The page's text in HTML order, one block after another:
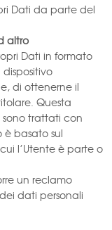
Dati da parte del
altro
Dati in formato
di ottenerne il
Questa
trattati con
basato sul
l’Utente è parte o
un reclamo
dati personali